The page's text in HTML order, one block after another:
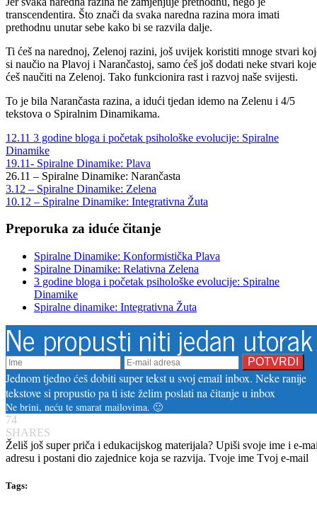
transcendentira. Što znači da svaka naredna razina mora imati
prethodnu unutar sebe kako bi se razvila dalje.
Ti ćeš na narednoj, Zelenoj razini, još uvijek koristiti mnoge stvari
si naučio na Plavoj i Narančastoj, samo ćeš još dodati neke stvari koje
ćeš naučiti na Zelenoj. Tako funkcionira rast i razvoj naše svijesti.
To je bila Narančasta razina, a idući tjedan idemo na Zelenu i 4/5
tekstova o Spiralnim Dinamikama.
12.11 3 godine bloga i početak psihološke evolucije: Spiralne
Dinamike
19.11- Spiralne Dinamike: Plava
26.11 – Spiralne Dinamike: Narančasta
3.12 – Spiralne Dinamike: Zelena
10.12 – Spiralne Dinamike: Integrativna Žuta
Preporuka za iduće čitanje
Spiralne Dinamike: Konformistička Plava
Spiralne Dinamike: Relativna Zelena
3 godine bloga i početak psihološke evolucije: Spiralne
Dinamike
Spiralne dinamike: Integrativna Žuta
Ne propusti niti jedan utorak
Jednom tjedno ćeš dobiti super tekst u svoj email inbox. Neke ranije
tekstove si propustio pa ti iste želim poslati na čitanje u inbox
Ne brini, neću te smarat mailovima. 🙂
74
SHARES
Želiš još super priča i edukacijskog materijala? Upiši svoje ime i e-
adresu i postani dio zajednice koja se razvija. Tvoje ime Tvoj e-mail
Tags: